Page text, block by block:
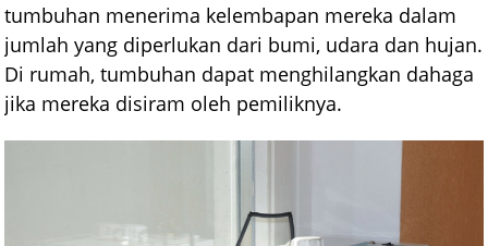
tumbuhan menerima kelembapan mereka dalam
jumlah yang diperlukan dari bumi, udara dan hujan.
Di rumah, tumbuhan dapat menghilangkan dahaga
jika mereka disiram oleh pemiliknya.